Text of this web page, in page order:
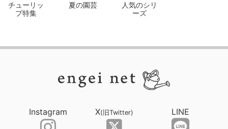
チューリッ
プ特集
夏の園芸
人気のシリ
ーズ
Instagram X(旧Twitter) LINE